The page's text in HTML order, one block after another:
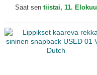
Saat sen tiistai, 11. Elokuu